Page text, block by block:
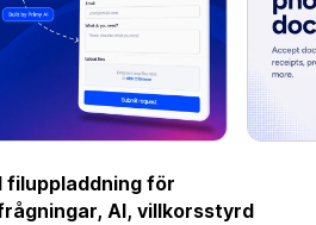
filuppladdning för
AI, villkorsstyrd